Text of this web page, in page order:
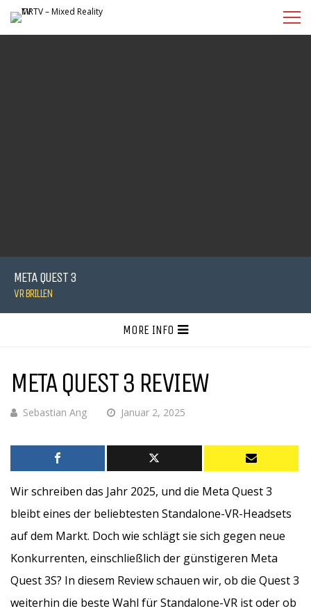
META QUEST 3
VR BRILLEN
MORE INFO
META QUEST 3 REVIEW
Sebastian Ang Januar 2, 2025
Wir schreiben das Jahr 2025, und die Meta Quest 3
bleibt eines der beliebtesten Standalone-VR-Headsets
auf dem Markt. Doch wie schlägt sie sich gegen neue
Konkurrenten, einschließlich der günstigeren Meta
Quest 3S? In diesem Review schauen wir, ob die Quest 3
weiterhin die beste Wahl für Standalone-VR ist oder ob